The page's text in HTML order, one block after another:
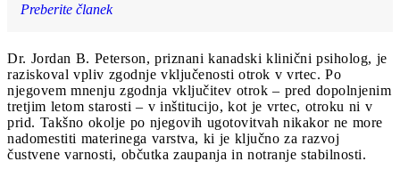
Preberite članek
Dr. Jordan B. Peterson, priznani kanadski klinični psiholog, je
raziskoval vpliv zgodnje vključenosti otrok v vrtec. Po
njegovem mnenju zgodnja vključitev otrok – pred dopolnjenim
tretjim letom starosti – v inštitucijo, kot je vrtec, otroku ni v
prid. Takšno okolje po njegovih ugotovitvah nikakor ne more
nadomestiti materinega varstva, ki je ključno za razvoj
čustvene varnosti, občutka zaupanja in notranje stabilnosti.